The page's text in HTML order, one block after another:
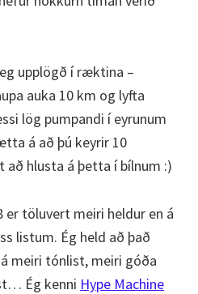
upplögð í ræktina –
auka 10 km og lyfta
lög pumpandi í eyrunum
á að þú keyrir 10
hlusta á þetta í bílnum :)
er töluvert meiri heldur en á
listum. Ég held að það
meiri tónlist, meiri góða
Ég kenni Hype Machine